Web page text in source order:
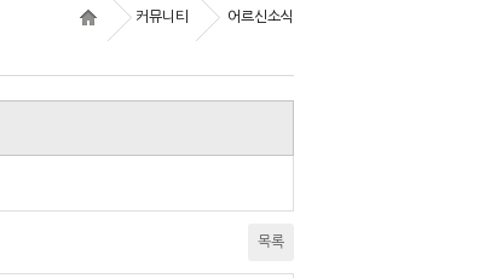
커뮤니티 어르신소식
목록